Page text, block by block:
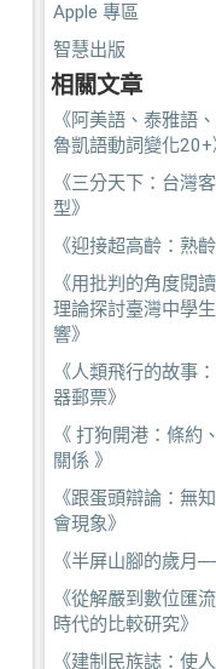
Apple 專區
智慧出版
相關文章
《阿美語、泰雅語
魯凱語動詞變化20+
《三分天下：台灣
型》
《迎接超高齡：熟
《用批判的角度閱
理論探討臺灣中學
響》
《人類飛行的故事
器郵票》
《 打狗開港：條約
關係 》
《跟蛋頭辯論：無
會現象》
《半屏山腳的歲月
《從解嚴到數位匯
時代的比較研究》
《建制民族誌：使